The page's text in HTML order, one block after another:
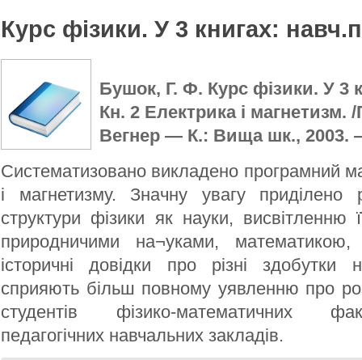
Курс фізики. У 3 книгах:
Бушок, Г. Ф. Курс фізики. У 3
Кн. 2 Електрика і
Вегнер — К.: Вища шк., 2003.
Систематизовано викладено програмний
і магнетизму. Значну увагу приділено
структури фізики як науки, висвітленню
природничими на¬уками, математикою,
історичні довідки про різні здобутки
сприяють більш повному уявленню про
студентів фізико-математичних
педагогічних навчальних закладів.